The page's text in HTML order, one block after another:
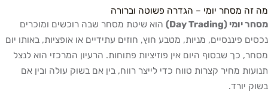
מה זה מסחר יומי – הגדרה פשוטה וברורה
מסחר יומי (Day Trading)
הוא שיטת מסחר שבה רוכשים ומוכרים
נכסים פיננסיים, מניות, מטבע חוץ, חוזים עתידיים או אופציות, באותו יום
מסחר, כך שבסוף היום אין פוזיציות פתוחות. הרעיון המרכזי הוא לנצל
תנועות מחיר קצרות טווח כדי לייצר רווח, בין אם בשוק עולה ובין אם
בשוק יורד.